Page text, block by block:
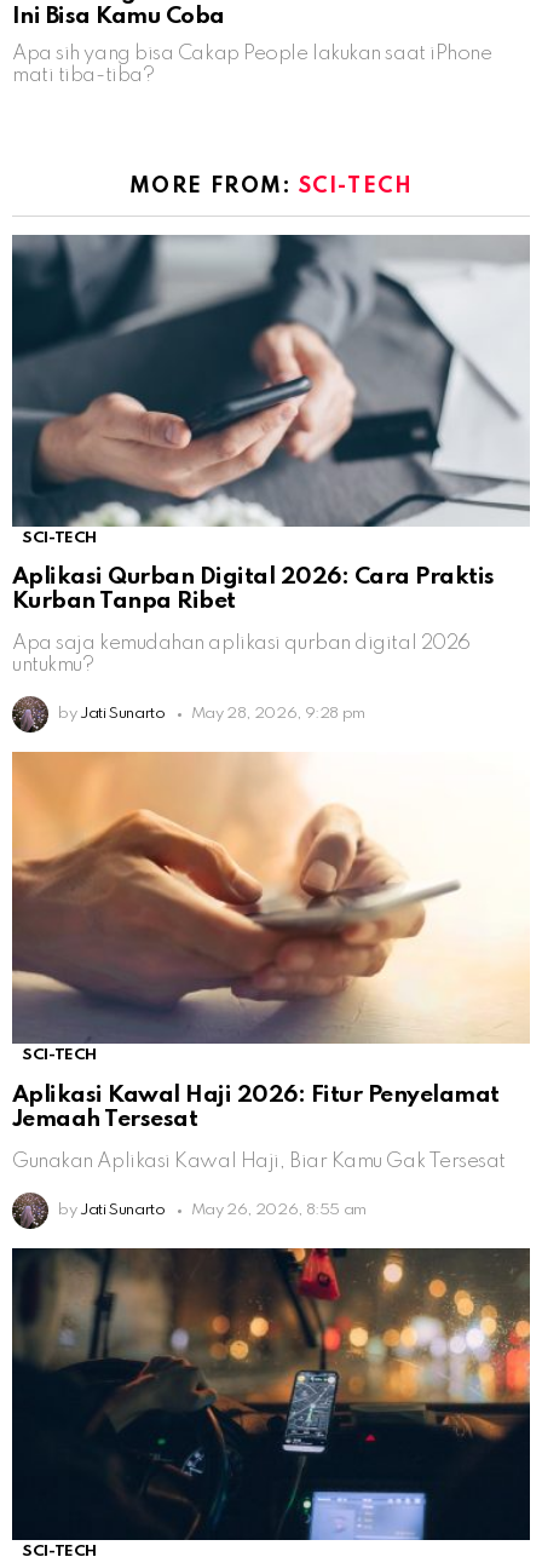
Ini Bisa Kamu Coba
Apa sih yang bisa Cakap People lakukan saat iPhone
mati tiba-tiba?
MORE FROM: SCI-TECH
SCI-TECH
Aplikasi Qurban Digital 2026: Cara Praktis
Kurban Tanpa Ribet
Apa saja kemudahan aplikasi qurban digital 2026
untukmu?
by Jati Sunarto May 28, 2026, 9:28 pm
SCI-TECH
Aplikasi Kawal Haji 2026: Fitur Penyelamat
Jemaah Tersesat
Gunakan Aplikasi Kawal Haji, Biar Kamu Gak Tersesat
by Jati Sunarto May 26, 2026, 8:55 am
SCI-TECH